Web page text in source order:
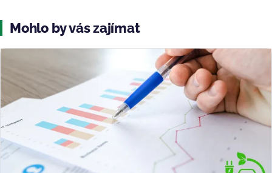
Mohlo by vás zajímat